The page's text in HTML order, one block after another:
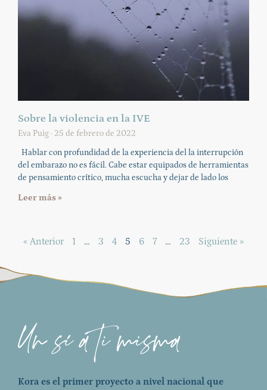
Sobre la violencia en la IVE
Eva Puig
25 de febrero de 2022
Hablar con profundidad de la experiencia del la interrupción
del embarazo no es fácil. Cabe estar equipados de herramientas
de pensamiento crítico, mucha escucha y dejar de lado los
Leer más »
« Anterior 1 … 3 4 5 6 7 … 23 Siguiente »
Kora es el primer proyecto a nivel nacional que